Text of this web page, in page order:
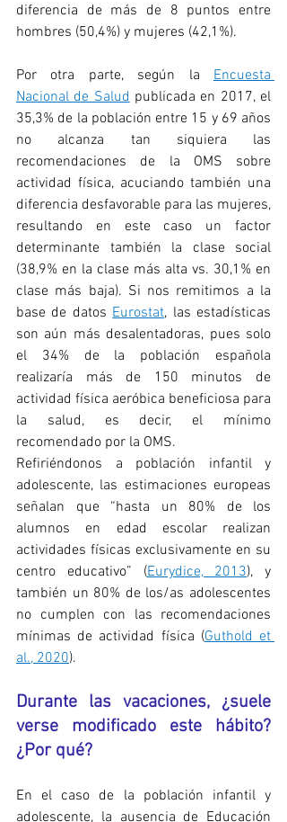
diferencia de más de 8 puntos entre
hombres (50,4%) y mujeres (42,1%).
Por otra parte, según la Encuesta
Nacional de Salud publicada en 2017, el
35,3% de la población entre 15 y 69 años
no alcanza tan siquiera las
recomendaciones de la OMS sobre
actividad física, acuciando también una
diferencia desfavorable para las mujeres,
resultando en este caso un factor
determinante también la clase social
(38,9% en la clase más alta vs. 30,1% en
clase más baja). Si nos remitimos a la
base de datos Eurostat, las estadísticas
son aún más desalentadoras, pues solo
el 34% de la población española
realizaría más de 150 minutos de
actividad física aeróbica beneficiosa para
la salud, es decir, el mínimo
recomendado por la OMS.
Refiriéndonos a población infantil y
adolescente, las estimaciones europeas
señalan que “hasta un 80% de los
alumnos en edad escolar realizan
actividades físicas exclusivamente en su
centro educativo” (Eurydice, 2013), y
también un 80% de los/as adolescentes
no cumplen con las recomendaciones
mínimas de actividad física (Guthold et
al., 2020).
Durante las vacaciones, ¿suele
verse modificado este hábito?
¿Por qué?
En el caso de la población infantil y
adolescente, la ausencia de Educación